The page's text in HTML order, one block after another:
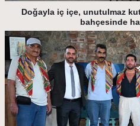
Doğayla iç içe, unutulmaz
bahçesinde